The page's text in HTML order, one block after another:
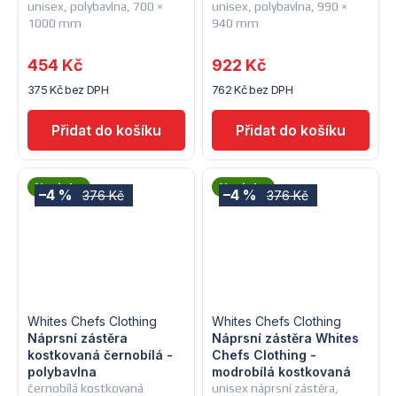
unisex, polybavlna, 700 ×
1000 mm
375 Kč bez DPH
454 Kč
unisex, polybavlna, 990 ×
940 mm
762 Kč bez DPH
922 Kč
Novinka
376 Kč
–4 %
černobílá kostkovaná
Náprsní zástěra
kostkovaná černobílá -
polybavlna
Whites Chefs Clothing
Novinka
376 Kč
–4 %
unisex náprsní zástěra,
Náprsní zástěra Whites
Chefs Clothing -
modrobílá kostkovaná
Whites Chefs Clothing